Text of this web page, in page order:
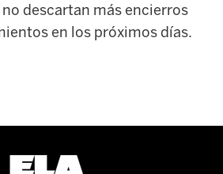
descartan más encierros
en los próximos días.